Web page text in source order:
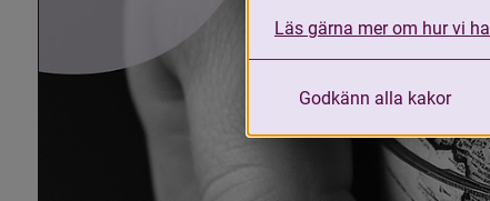
Läs gärna mer om hur vi
Godkänn alla kakor